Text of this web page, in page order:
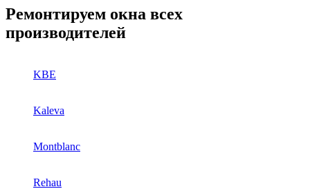
Ремонтируем окна всех
производителей
KBE
Kaleva
Montblanc
Rehau